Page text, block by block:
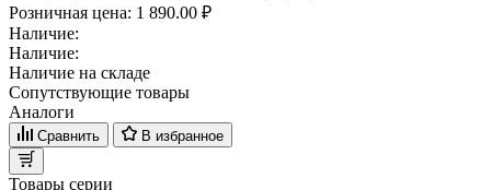
Розничная цена: 1 890.00 ₽
Наличие:
Наличие:
Наличие на складе
Сопутствующие товары
Аналоги
Сравнить В избранное
Товары серии